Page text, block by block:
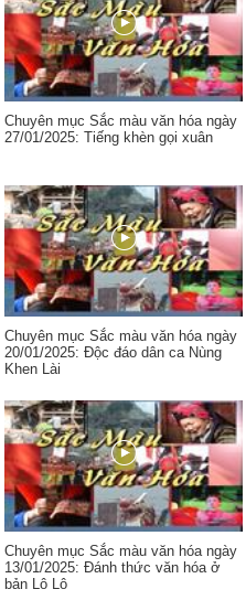
Chuyên mục Sắc màu văn hóa ngày
27/01/2025: Tiếng khèn gọi xuân
Chuyên mục Sắc màu văn hóa ngày
20/01/2025: Độc đáo dân ca Nùng
Khen Lài
Chuyên mục Sắc màu văn hóa ngày
13/01/2025: Đánh thức văn hóa ở
bản Lô Lô